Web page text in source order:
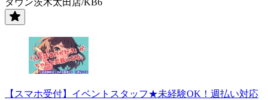
【スマホ受付】イベントスタッフ★未経験OK！週払い対応